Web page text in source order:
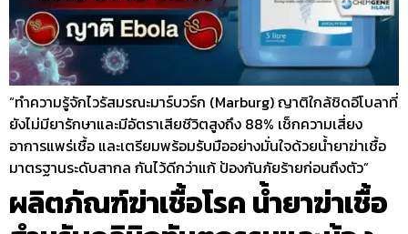
“ทำความรู้จักไวรัสมรณะมาร์บวร์ก (Marburg) ญาติใกล้ชิดอีโบลาที่
ยังไม่มียารักษาและมีอัตราเสียชีวิตสูงถึง 88% เช็กความเสี่ยง
อาการแพร่เชื้อ และเตรียมพร้อมรับมืออย่างมั่นใจด้วยน้ำยาฆ่าเชื้อ
มาตรฐานระดับสากล กันไว้ดีกว่าแก้ ป้องกันภัยร้ายก่อนถึงตัว”
ผลิตภัณฑ์ฆ่าเชื้อโรค น้ำยาฆ่าเชื้อ